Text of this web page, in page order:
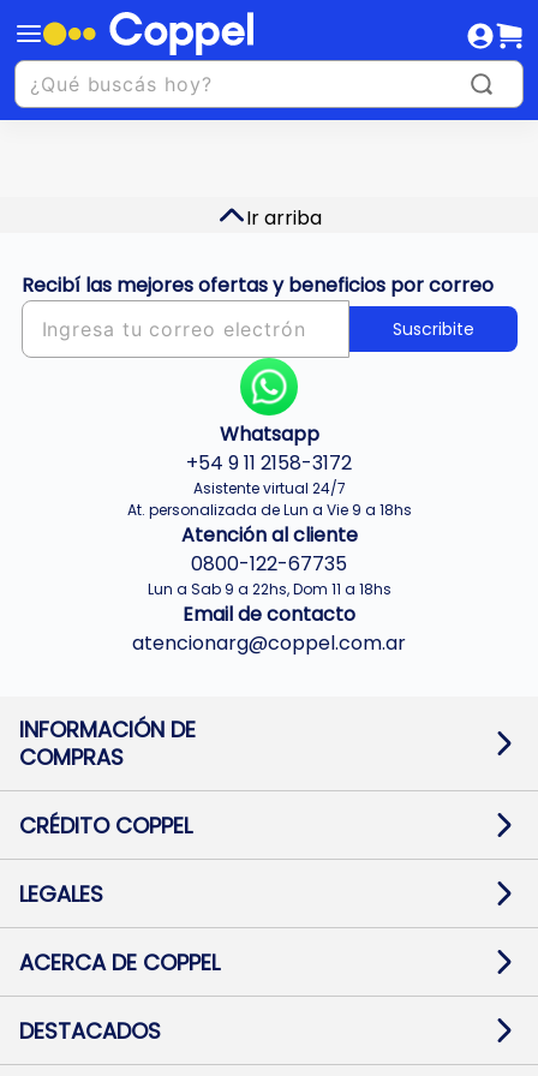
Ir arriba
Recibí las mejores ofertas y beneficios por correo
Suscribite
Whatsapp
+54 9 11 2158-3172
Asistente virtual 24/7
At. personalizada de Lun a Vie 9 a 18hs
Atención al cliente
0800-122-67735
Lun a Sab 9 a 22hs, Dom 11 a 18hs
Email de contacto
atencionarg@coppel.com.ar
INFORMACIÓN DE
COMPRAS
Términos y condiciones
Botón de arrepentimiento
Mapa de sitio
CRÉDITO COPPEL
Solicitar Crédito
Medios de Pago
Pago Fácil Online
LEGALES
Baja contratos
Defensa al consumidor CABA
ACERCA DE COPPEL
Trabajá con Nosotros
Preguntas Frecuentes
DESTACADOS